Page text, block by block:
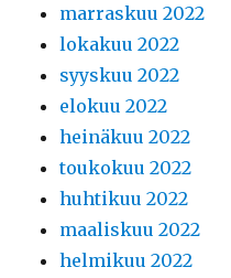
marraskuu 2022
lokakuu 2022
syyskuu 2022
elokuu 2022
heinäkuu 2022
toukokuu 2022
huhtikuu 2022
maaliskuu 2022
helmikuu 2022